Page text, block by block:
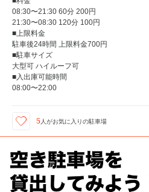
08:30〜21:30 60分 200円
21:30〜08:30 120分 100円
■上限料金
駐車後24時間 上限料金700円
■駐車サイズ
大型可 ハイルーフ可
■入出庫可能時間
08:00〜22:00
5 人がお気に入りの駐車場